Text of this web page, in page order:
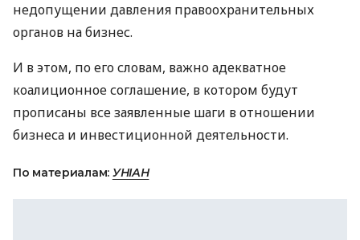
недопущении давления правоохранительных
органов на бизнес.
И в этом, по его словам, важно адекватное
коалиционное соглашение, в котором будут
прописаны все заявленные шаги в отношении
бизнеса и инвестиционной деятельности.
По материалам: УНІАН